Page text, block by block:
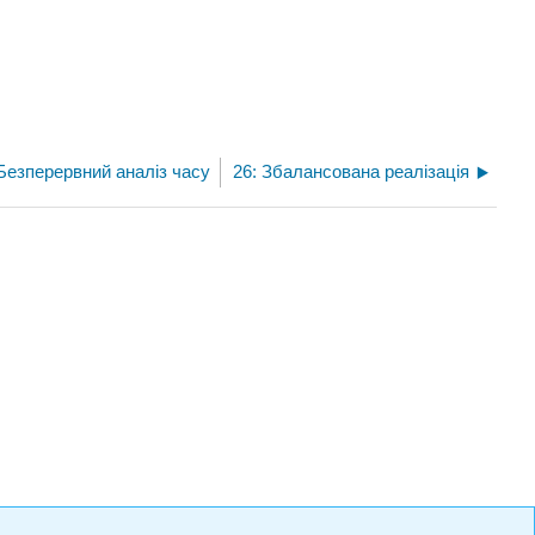
аналіз часу 26: Збалансована реалізація